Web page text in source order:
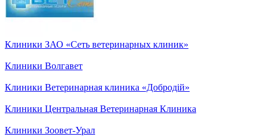
Клиники ЗАО «Сеть ветеринарных клиник»
Клиники Волгавет
Клиники Ветеринарная клиника «Добродій»
Клиники Центральная Ветеринарная Клиника
Клиники Зоовет-Урал